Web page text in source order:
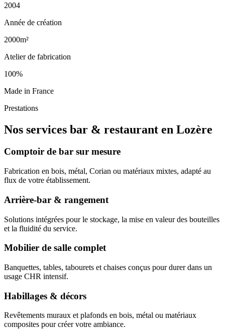
2004
Année de création
2000m²
Atelier de fabrication
100%
Made in France
Prestations
Nos services bar & restaurant en Lozère
Comptoir de bar sur mesure
Fabrication en bois, métal, Corian ou matériaux mixtes, adapté au
flux de votre établissement.
Arrière-bar & rangement
Solutions intégrées pour le stockage, la mise en valeur des bouteilles
et la fluidité du service.
Mobilier de salle complet
Banquettes, tables, tabourets et chaises conçus pour durer dans un
usage CHR intensif.
Habillages & décors
Revêtements muraux et plafonds en bois, métal ou matériaux
composites pour créer votre ambiance.